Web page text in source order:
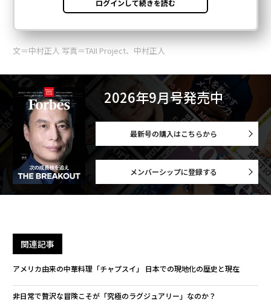
文＝中村正人 写真＝TAII Project、中村正人
2026年9月号発売中
最新号の購入はこちらから
メンバーシップに登録する
関連記事
アメリカ由来の中華料理「チャプスイ」 日本での現地化の歴史と現在
非日常で贅沢な冒険こそが「究極のラグジュアリー」なのか？